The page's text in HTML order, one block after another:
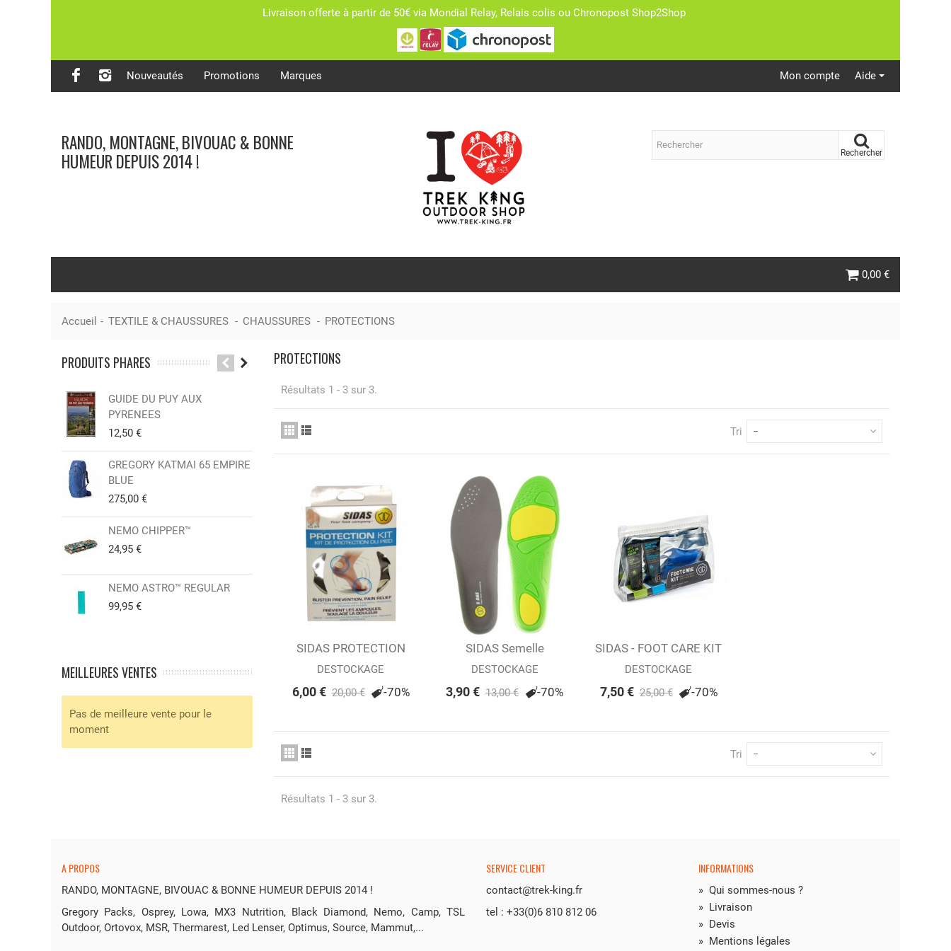
Livraison offerte à partir de 50€ via Mondial Relay, Relais colis ou Chronopost Shop2Shop
Aide
Nouveautés Promotions Marques Mon compte
RANDO, MONTAGNE, BIVOUAC & BONNE
HUMEUR DEPUIS 2014 ! Rechercher
0,00 €
Accueil - TEXTILE & CHAUSSURES - CHAUSSURES - PROTECTIONS
PRODUITS PHARES
GUIDE DU PUY AUX
PYRENEES
12,50 €
GREGORY KATMAI 65 EMPIRE
BLUE
275,00 €
NEMO CHIPPER™
24,95 €
NEMO ASTRO™ REGULAR
99,95 €
12,50 €
25,95 €
SWISS ADVANCE PIC NIC
KNIFE JACK
15,00 €
GREGORY NANO 16
40,00 €
MEILLEURES VENTES
Pas de meilleure vente pour le
moment
PROTECTIONS
Résultats 1 - 3 sur 3.
Tri --
Ajouter au panier
SIDAS PROTECTION
AMPOULES...
DESTOCKAGE
6,00 € 20,00 € -70%
Ajouter au panier
SIDAS Semelle
Anatomic Confort
DESTOCKAGE
3,90 € 13,00 € -70%
Ajouter au panier
SIDAS - FOOT CARE KIT
DESTOCKAGE
7,50 € 25,00 € -70%
Tri --
Résultats 1 - 3 sur 3.
A PROPOS
RANDO, MONTAGNE, BIVOUAC & BONNE HUMEUR DEPUIS 2014 !
Gregory Packs, Osprey, Lowa, MX3 Nutrition, Black Diamond, Nemo, Camp, TSL
Outdoor, Ortovox, MSR, Thermarest, Led Lenser, Optimus, Source, Mammut,...
SERVICE CLIENT
contact@trek-king.fr
tel : +33(0)6 810 812 06
INFORMATIONS
» Qui sommes-nous ?
» Livraison
» Devis
» Mentions légales